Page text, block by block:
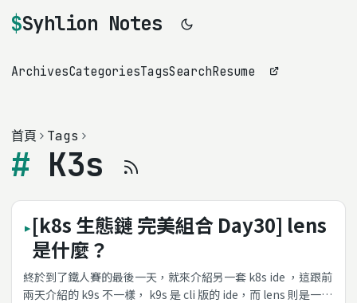
Syhlion Notes
ArchivesCategoriesTagsSearchResume
首頁 Tags
K3s
[k8s 生態鏈 完美組合 Day30] lens
是什麼？
終於到了鐵人賽的最後一天，就來介紹另一套 k8s ide ，這跟前
兩天介紹的 k9s 不一樣， k9s 是 cli 版的 ide，而 lens 則是一個